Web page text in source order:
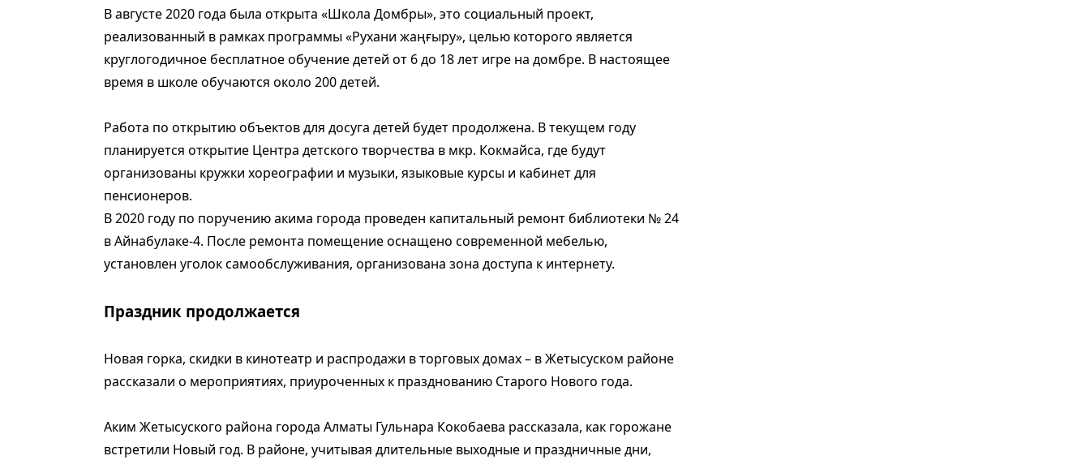
В августе 2020 года была открыта «Школа Домбры», это социальный проект,
реализованный в рамках программы «Рухани жаңғыру», целью которого является
круглогодичное бесплатное обучение детей от 6 до 18 лет игре на домбре. В настоящее
время в школе обучаются около 200 детей.
Работа по открытию объектов для досуга детей будет продолжена. В текущем году
планируется открытие Центра детского творчества в мкр. Кокмайса, где будут
организованы кружки хореографии и музыки, языковые курсы и кабинет для
пенсионеров.
В 2020 году по поручению акима города проведен капитальный ремонт библиотеки № 24
в Айнабулаке-4. После ремонта помещение оснащено современной мебелью,
установлен уголок самообслуживания, организована зона доступа к интернету.
Праздник продолжается
Новая горка, скидки в кинотеатр и распродажи в торговых домах – в Жетысуском районе
рассказали о мероприятиях, приуроченных к празднованию Старого Нового года.
Аким Жетысуского района города Алматы Гульнара Кокобаева рассказала, как горожане
встретили Новый год. В районе, учитывая длительные выходные и праздничные дни,